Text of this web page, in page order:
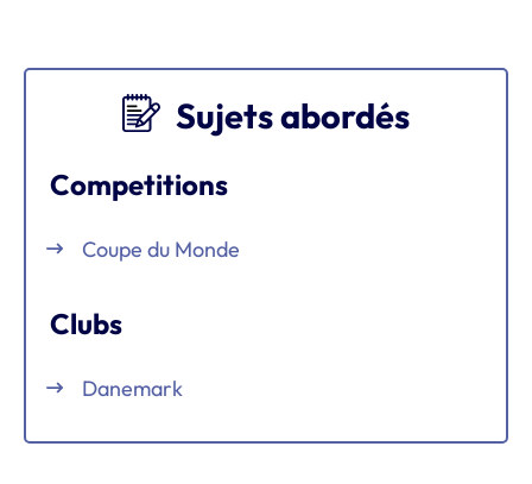
Sujets abordés
Competitions
Coupe du Monde
Clubs
Danemark